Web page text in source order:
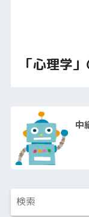
「心理学
中